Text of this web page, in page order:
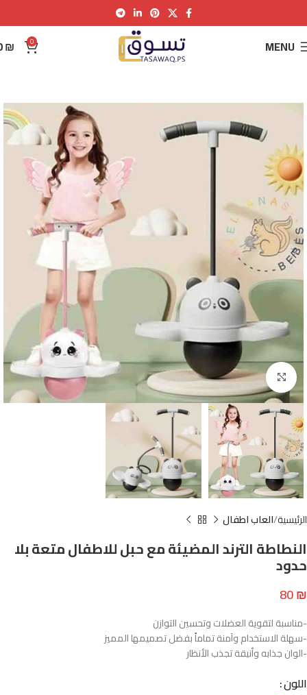
MENU
0
₪
Click to enlarge
الرئيسية العاب اطفال
النطاطة الترند المضيئة مع حبل للاطفال متعة بلا
حدود
80₪
-مناسبة لتقوية العضلات وتحسين التوازن
-سهلة الاستخدام وآمنة تماماً بفضل تصميمها المميز
-الوان جذابه وأنيقة تجذب الأنظار
اللون